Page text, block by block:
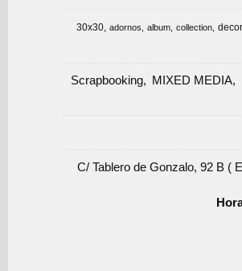
30x30 adornos album collection
Scrapbooking MIXED MEDIA
C/ Tablero de Gonzalo, 92 B (